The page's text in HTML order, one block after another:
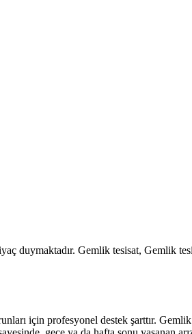
duymaktadır. Gemlik tesisat, Gemlik
için profesyonel destek şarttır.